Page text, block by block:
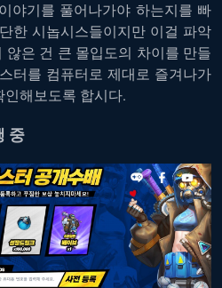
야기를 풀어나가야 하는지를 빠
한 시놉시스들이지만 이걸 파악
은 건 큰 몰입도의 차이를 만들
터를 컴퓨터로 제대로 즐겨나가
해보도록 합시다.
중